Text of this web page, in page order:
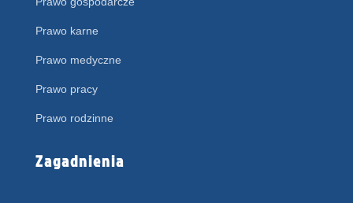
Prawo karne
Prawo medyczne
Prawo pracy
Prawo rodzinne
Zagadnienia